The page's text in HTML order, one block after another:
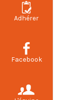
Adhérer
Facebook